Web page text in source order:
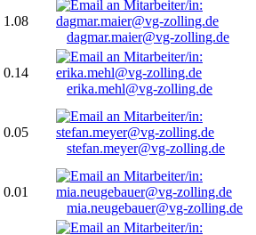
1.08
dagmar.maier@vg-zolling.de
0.14
erika.mehl@vg-zolling.de
0.05
stefan.meyer@vg-zolling.de
0.01
mia.neugebauer@vg-zolling.de